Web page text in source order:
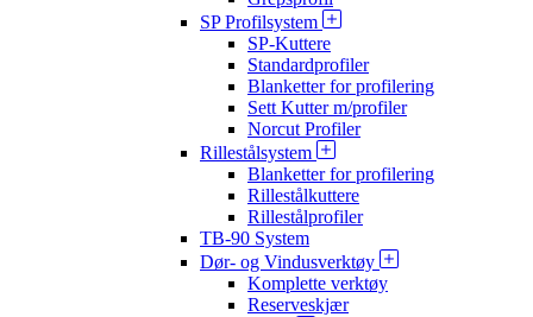
SP Profilsystem
SP-Kuttere
Standardprofiler
Blanketter for profilering
Sett Kutter m/profiler
Norcut Profiler
Rillestålsystem
Blanketter for profilering
Rillestålkuttere
Rillestålprofiler
TB-90 System
Dør- og Vindusverktøy
Komplette verktøy
Reserveskjær